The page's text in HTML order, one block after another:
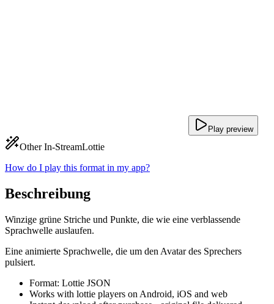
Play preview
Other In-StreamLottie
How do I play this format in my app?
Beschreibung
Winzige grüne Striche und Punkte, die wie eine verblassende
Sprachwelle auslaufen.
Eine animierte Sprachwelle, die um den Avatar des Sprechers
pulsiert.
Format: Lottie JSON
Works with lottie players on Android, iOS and web